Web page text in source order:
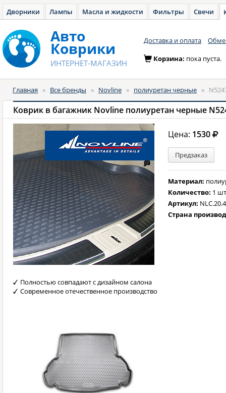
Дворники Лампы Масла и жидкости Фильтры Свечи
Авто
Коврики
ИНТЕРНЕТ-МАГАЗИН
Доставка и оплата
Корзина: пока пуста.
Главная » Все бренды » Novline » полиуретан черные »
Коврик в багажник Novline полиуретан черные
Цена: 1530
Предзаказ
Материал:
Количество: 1
Артикул:
Страна
Полностью совпадают с дизайном салона
Современное отечественное производство